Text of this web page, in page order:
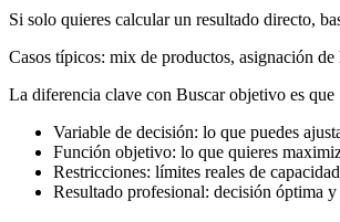
Si solo quieres calcular un resultado directo,
Casos típicos: mix de productos, asignación
La diferencia clave con Buscar objetivo es
Variable de decisión: lo que puedes
Función objetivo: lo que quieres
Restricciones: límites reales de
Resultado profesional: decisión óptima